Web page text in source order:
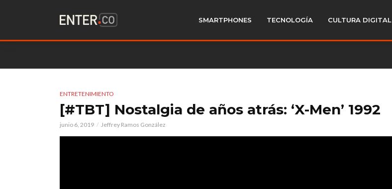
SMARTPHONES TECNOLOGÍA CULTURA DIGITAL
ENTRETENIMIENTO
[#TBT] Nostalgia de años atrás: ‘X-Men’ 1992
junio 6, 2019 Jeffrey Ramos González